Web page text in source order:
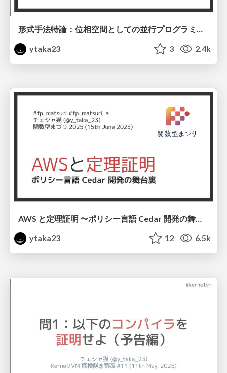
形式手法特論：位相空間としての並行プログラミング #kernelvm / Kernel VM Study Tokyo 18th
ytaka23
3 2.4k
AWS と定理証明 〜ポリシー言語 Cedar 開発の舞台裏〜 #fp_matsuri / FP Matsuri 2025
ytaka23
12 6.5k